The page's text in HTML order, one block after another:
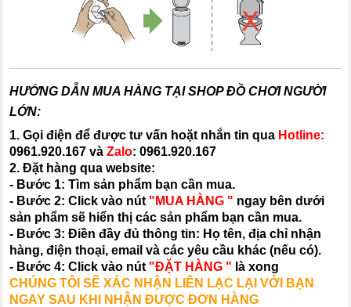
HƯỚNG DẪN MUA HÀNG TẠI SHOP ĐỒ CHƠI NGƯỜI
LỚN:
1. Gọi điện để được tư vấn hoặt nhắn tin qua Hotline:
0961.920.167 vàZalo:0961.920.167
2. Đặt hàng qua website:
- Bước 1: Tìm sản phẩm bạn cần mua.
- Bước 2: Click vào nút "MUA HÀNG " ngay bên dưới
sản phẩm sẽ hiển thị các sản phẩm bạn cần mua.
- Bước 3: Điền đầy đủ thông tin: Họ tên, địa chỉ nhận
hàng, điện thoại, email và các yêu cầu khác (nếu có).
- Bước 4: Click vào nút "ĐẶT HÀNG " là xong
CHÚNG TÔI SẼ XÁC NHẬN LIÊN LẠC LẠI VỚI BẠN
NGAY SAU KHI NHẬN ĐƯỢC ĐƠN HÀNG